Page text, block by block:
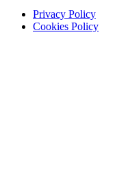
Privacy Policy
Cookies Policy